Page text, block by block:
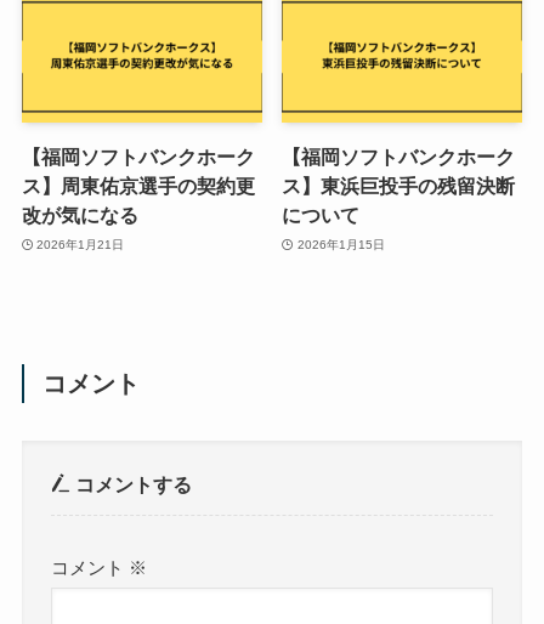
【福岡ソフトバンクホーク
ス】周東佑京選手の契約更
改が気になる
2026年1月21日
【福岡ソフトバンクホーク
ス】東浜巨投手の残留決断
について
2026年1月15日
コメント
コメントする
コメント ※